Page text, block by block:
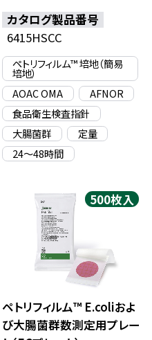
カタログ製品番号
6415HSCC
ペトリフィルム™ 培地（簡易
培地）
AOAC OMA
AFNOR
食品衛生検査指針
大腸菌群
定量
24〜48時間
500枚入
ペトリフィルム™ E.coliおよ
び大腸菌群数測定用プレー